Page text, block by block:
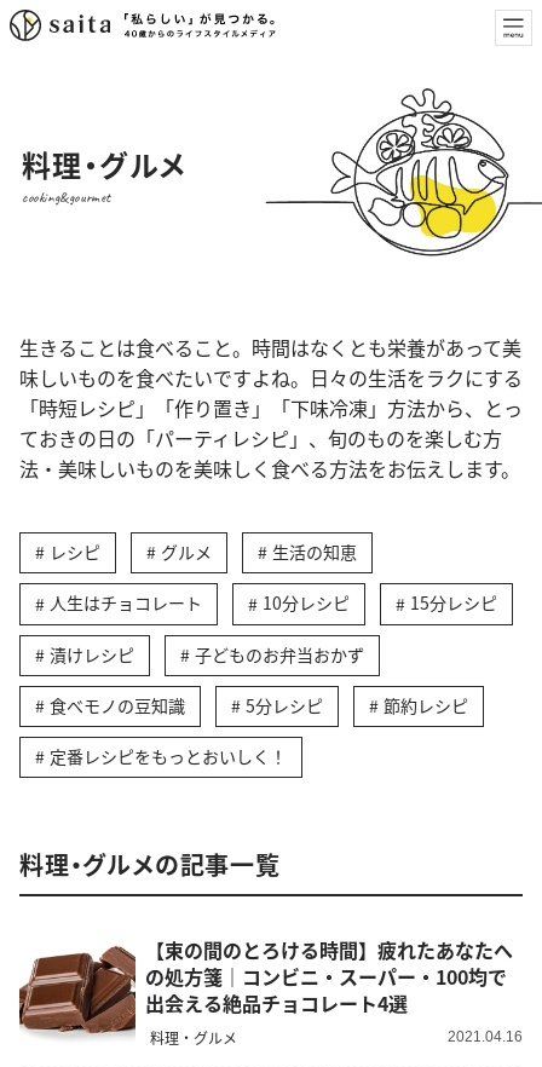
料理・グルメ
cooking&gourmet
生きることは食べること。時間はなくとも栄養があって美
味しいものを食べたいですよね。日々の生活をラクにする
「時短レシピ」「作り置き」「下味冷凍」方法から、とっ
ておきの日の「パーティレシピ」、旬のものを楽しむ方
法・美味しいものを美味しく食べる方法をお伝えします。
レシピ グルメ 生活の知恵
人生はチョコレート 10分レシピ 15分レシピ
漬けレシピ 子どものお弁当おかず
食べモノの豆知識 5分レシピ 節約レシピ
定番レシピをもっとおいしく！
料理・グルメの記事一覧
【束の間のとろける時間】疲れたあなたへ
の処方箋｜コンビニ・スーパー・100均で
出会える絶品チョコレート4選
料理・グルメ 2021.04.16